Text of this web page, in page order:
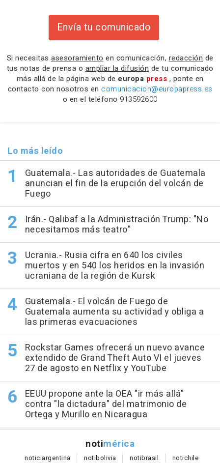
Envía tu comunicado
Si necesitas asesoramiento en comunicación, redacción de
tus notas de prensa o ampliar la difusión de tu comunicado
más allá de la página web de europa press , ponte en
contacto con nosotros en comunicacion@europapress.es
o en el teléfono 913592600
Lo más leído
Guatemala.- Las autoridades de Guatemala
anuncian el fin de la erupción del volcán de
Fuego
Irán.- Qalibaf a la Administración Trump: "No
necesitamos más teatro"
Ucrania.- Rusia cifra en 640 los civiles
muertos y en 540 los heridos en la invasión
ucraniana de la región de Kursk
Guatemala.- El volcán de Fuego de
Guatemala aumenta su actividad y obliga a
las primeras evacuaciones
Rockstar Games ofrecerá un nuevo avance
extendido de Grand Theft Auto VI el jueves
27 de agosto en Netflix y YouTube
EEUU propone ante la OEA "ir más allá"
contra "la dictadura" del matrimonio de
Ortega y Murillo en Nicaragua
notimérica
noticiargentina notibolivia notibrasil notichile